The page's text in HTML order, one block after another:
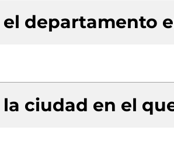
el departamento
la ciudad en el